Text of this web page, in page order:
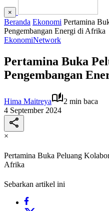
×
Beranda Ekonomi Pertamina
Pengembangan Energi di Afrika
EkonomiNetwork
Pertamina Buka
Pengembangan
Hima Maitreya
2 min baca
4 September 2024
×
Pertamina Buka Peluang
Afrika
Sebarkan artikel ini